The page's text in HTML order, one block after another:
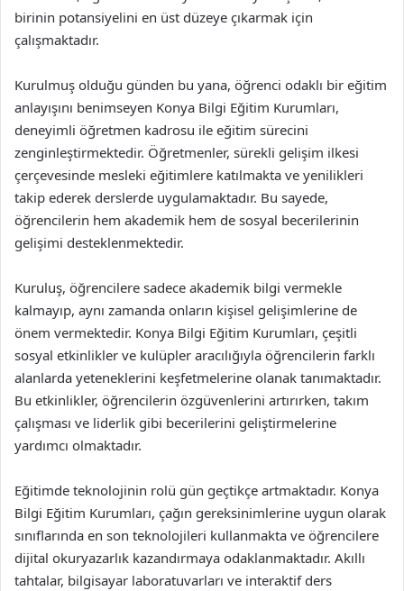
birinin potansiyelini en üst düzeye çıkarmak için
çalışmaktadır.
Kurulmuş olduğu günden bu yana, öğrenci odaklı bir eğitim
anlayışını benimseyen Konya Bilgi Eğitim Kurumları,
deneyimli öğretmen kadrosu ile eğitim sürecini
zenginleştirmektedir. Öğretmenler, sürekli gelişim ilkesi
çerçevesinde mesleki eğitimlere katılmakta ve yenilikleri
takip ederek derslerde uygulamaktadır. Bu sayede,
öğrencilerin hem akademik hem de sosyal becerilerinin
gelişimi desteklenmektedir.
Kuruluş, öğrencilere sadece akademik bilgi vermekle
kalmayıp, aynı zamanda onların kişisel gelişimlerine de
önem vermektedir. Konya Bilgi Eğitim Kurumları, çeşitli
sosyal etkinlikler ve kulüpler aracılığıyla öğrencilerin farklı
alanlarda yeteneklerini keşfetmelerine olanak tanımaktadır.
Bu etkinlikler, öğrencilerin özgüvenlerini artırırken, takım
çalışması ve liderlik gibi becerilerini geliştirmelerine
yardımcı olmaktadır.
Eğitimde teknolojinin rolü gün geçtikçe artmaktadır. Konya
Bilgi Eğitim Kurumları, çağın gereksinimlerine uygun olarak
sınıflarında en son teknolojileri kullanmakta ve öğrencilere
dijital okuryazarlık kazandırmaya odaklanmaktadır. Akıllı
tahtalar, bilgisayar laboratuvarları ve interaktif ders